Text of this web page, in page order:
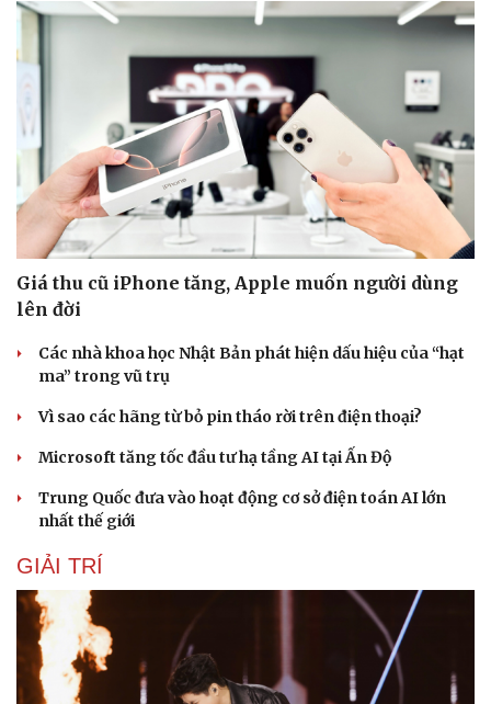
Giá thu cũ iPhone tăng, Apple muốn người dùng
lên đời
Các nhà khoa học Nhật Bản phát hiện dấu hiệu của “hạt
ma” trong vũ trụ
Vì sao các hãng từ bỏ pin tháo rời trên điện thoại?
Microsoft tăng tốc đầu tư hạ tầng AI tại Ấn Độ
Trung Quốc đưa vào hoạt động cơ sở điện toán AI lớn
nhất thế giới
GIẢI TRÍ